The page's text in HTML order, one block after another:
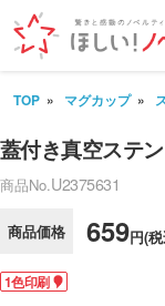
TOP マグカップ
蓋付き真空ステ
商品No.U2375631
商品価格 659円(
1色印刷